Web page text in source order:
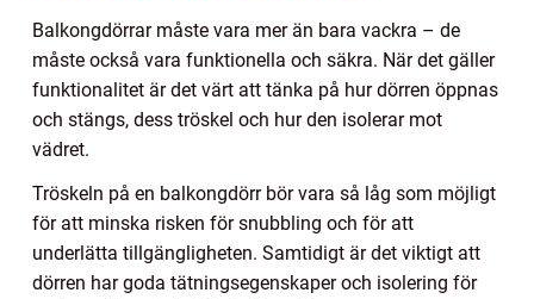
Balkongdörrar måste vara mer än bara vackra – de
måste också vara funktionella och säkra. När det gäller
funktionalitet är det värt att tänka på hur dörren öppnas
och stängs, dess tröskel och hur den isolerar mot
vädret.
Tröskeln på en balkongdörr bör vara så låg som möjligt
för att minska risken för snubbling och för att
underlätta tillgängligheten. Samtidigt är det viktigt att
dörren har goda tätningsegenskaper och isolering för